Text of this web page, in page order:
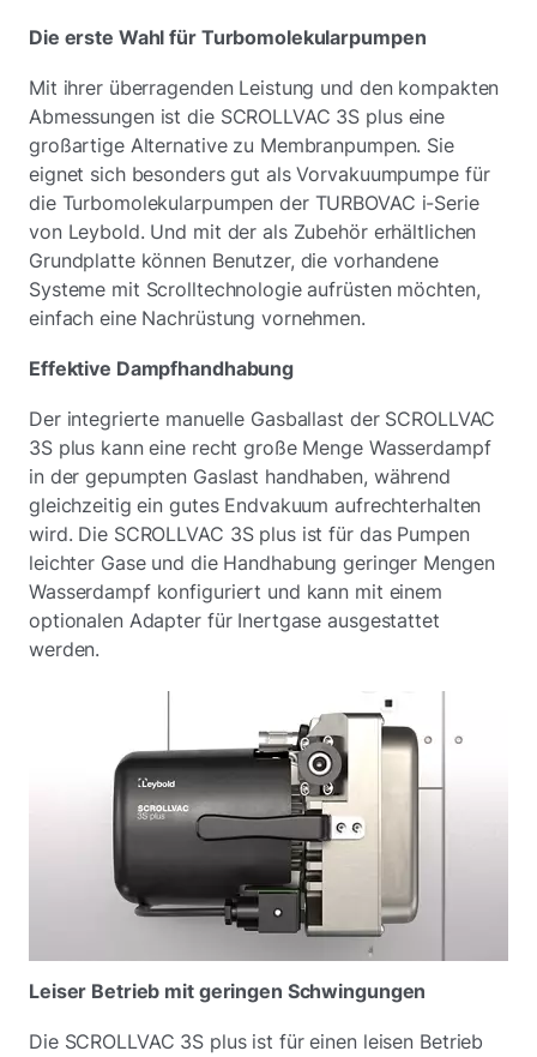
Die erste Wahl für Turbomolekularpumpen
Mit ihrer überragenden Leistung und den kompakten
Abmessungen ist die SCROLLVAC 3S plus eine
großartige Alternative zu Membranpumpen. Sie
eignet sich besonders gut als Vorvakuumpumpe für
die Turbomolekularpumpen der TURBOVAC i-Serie
von Leybold. Und mit der als Zubehör erhältlichen
Grundplatte können Benutzer, die vorhandene
Systeme mit Scrolltechnologie aufrüsten möchten,
einfach eine Nachrüstung vornehmen.
Effektive Dampfhandhabung
Der integrierte manuelle Gasballast der SCROLLVAC
3S plus kann eine recht große Menge Wasserdampf
in der gepumpten Gaslast handhaben, während
gleichzeitig ein gutes Endvakuum aufrechterhalten
wird. Die SCROLLVAC 3S plus ist für das Pumpen
leichter Gase und die Handhabung geringer Mengen
Wasserdampf konfiguriert und kann mit einem
optionalen Adapter für Inertgase ausgestattet
werden.
Leiser Betrieb mit geringen Schwingungen
Die SCROLLVAC 3S plus ist für einen leisen Betrieb